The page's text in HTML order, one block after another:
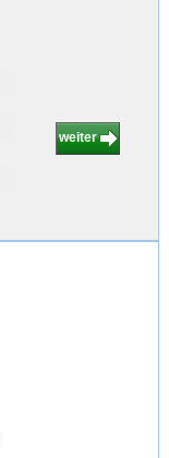
weiter